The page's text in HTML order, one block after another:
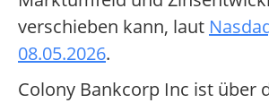
verschieben kann, laut
08.05.2026.
Colony Bankcorp Inc ist über